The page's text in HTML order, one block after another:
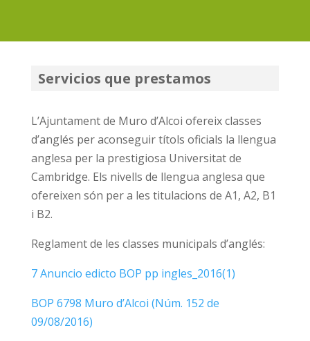
Servicios que prestamos
L’Ajuntament de Muro d’Alcoi ofereix classes
d’anglés per aconseguir títols oficials la llengua
anglesa per la prestigiosa Universitat de
Cambridge. Els nivells de llengua anglesa que
ofereixen són per a les titulacions de A1, A2, B1
i B2.
Reglament de les classes municipals d’anglés:
7 Anuncio edicto BOP pp ingles_2016(1)
BOP 6798 Muro d’Alcoi (Núm. 152 de
09/08/2016)